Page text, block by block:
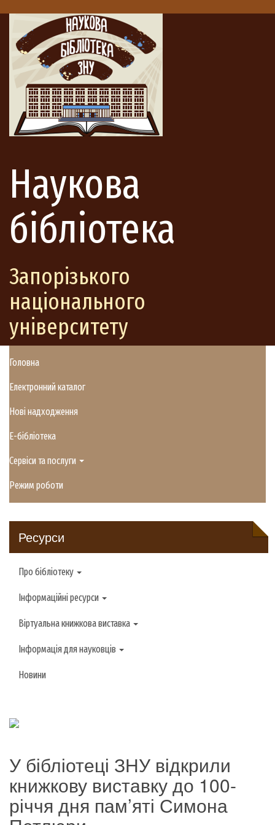
Наукова
бібліотека
Запорізького
національного
університету
Головна
Електронний каталог
Нові надходження
E-бібліотека
Сервіси та послуги
Режим роботи
Ресурси
Про бібліотеку
Інформаційні ресурси
Віртуальна книжкова виставка
Інформація для науковців
Новини
У бібліотеці ЗНУ відкрили
книжкову виставку до 100-
річчя дня пам’яті Симона